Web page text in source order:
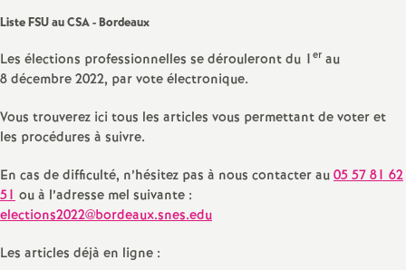
n
a
l
Liste FSU au CSA - Bordeaux
Les élections professionnelles se dérouleront du 1er au
8 décembre 2022, par vote électronique.
Vous trouverez ici tous les articles vous permettant de voter et
les procédures à suivre.
En cas de difficulté, n’hésitez pas à nous contacter au05 57 81 62
51ou à l’adresse mel suivante :
elections2022@bordeaux.snes.edu
Les articles déjà en ligne :